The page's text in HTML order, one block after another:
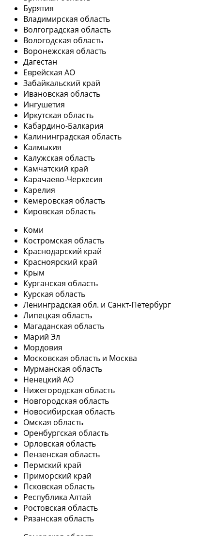
Бурятия
Владимирская область
Волгоградская область
Вологодская область
Воронежская область
Дагестан
Еврейская АО
Забайкальский край
Ивановская область
Ингушетия
Иркутская область
Кабардино-Балкария
Калининградская область
Калмыкия
Калужская область
Камчатский край
Карачаево-Черкесия
Карелия
Кемеровская область
Кировская область
Коми
Костромская область
Краснодарский край
Красноярский край
Крым
Курганская область
Курская область
Ленинградская обл. и Санкт-Петербург
Липецкая область
Магаданская область
Марий Эл
Мордовия
Московская область и Москва
Мурманская область
Ненецкий АО
Нижегородская область
Новгородская область
Новосибирская область
Омская область
Оренбургская область
Орловская область
Пензенская область
Пермский край
Приморский край
Псковская область
Республика Алтай
Ростовская область
Рязанская область